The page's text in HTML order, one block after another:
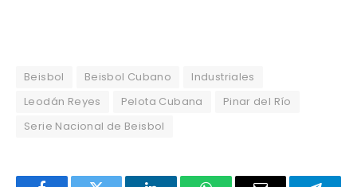
Beisbol Beisbol Cubano
Industriales
Leodán Reyes
Pelota Cubana
Pinar del Río
Serie Nacional de Beisbol